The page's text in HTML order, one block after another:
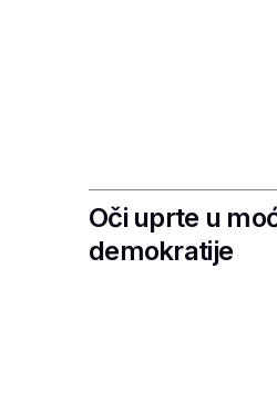
Oči uprte u
demokratije